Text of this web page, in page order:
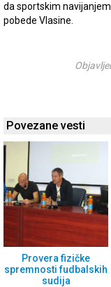
da sportskim
pobede Vlasine.
Povezane vesti
Provera fizičke
spremnosti fudbalskih
sudija